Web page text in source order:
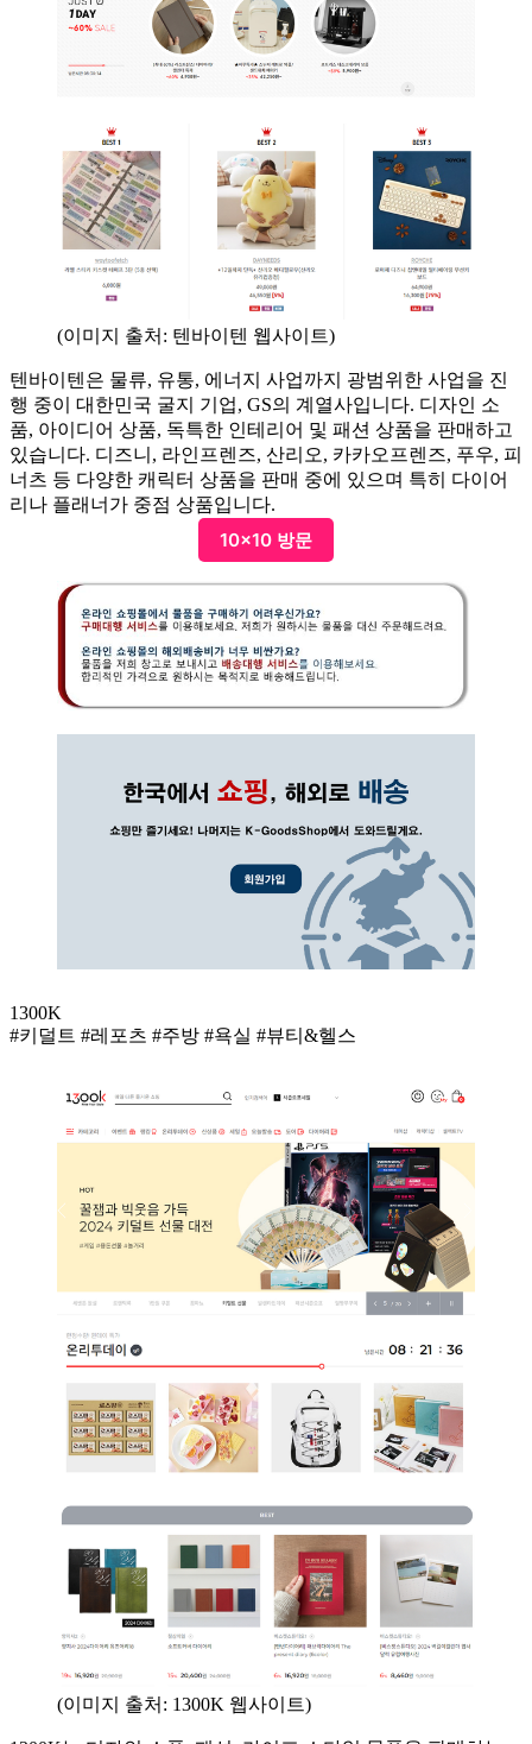
(이미지 출처: 텐바이텐 웹사이트)
텐바이텐은 물류, 유통, 에너지 사업까지 광범위한 사업을 진
행 중이 대한민국 굴지 기업, GS의 계열사입니다. 디자인 소
품, 아이디어 상품, 독특한 인테리어 및 패션 상품을 판매하고
있습니다. 디즈니, 라인프렌즈, 산리오, 카카오프렌즈, 푸우, 피
너츠 등 다양한 캐릭터 상품을 판매 중에 있으며 특히 다이어
리나 플래너가 중점 상품입니다.
10x10 방문
1300K
#키덜트 #레포츠 #주방 #욕실 #뷰티&헬스
(이미지 출처: 1300K 웹사이트)